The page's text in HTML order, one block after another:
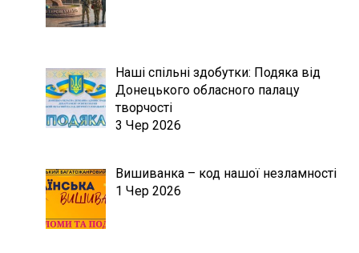
Наші спільні здобутки: Подяка від
Донецького обласного палацу
творчості
3 Чер 2026
Вишиванка – код нашої незламності
1 Чер 2026